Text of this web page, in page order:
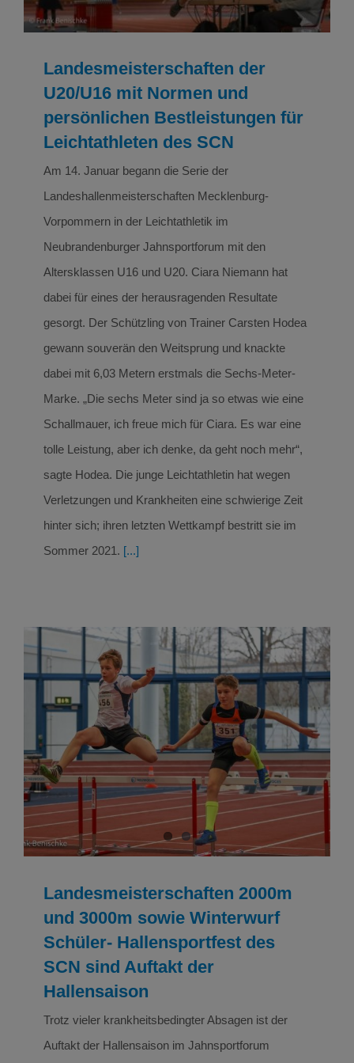
Landesmeisterschaften der
U20/U16 mit Normen und
persönlichen Bestleistungen für
Leichtathleten des SCN
Am 14. Januar begann die Serie der
Landeshallenmeisterschaften Mecklenburg-
Vorpommern in der Leichtathletik im
Neubrandenburger Jahnsportforum mit den
Altersklassen U16 und U20. Ciara Niemann hat
dabei für eines der herausragenden Resultate
gesorgt. Der Schützling von Trainer Carsten Hodea
gewann souverän den Weitsprung und knackte
dabei mit 6,03 Metern erstmals die Sechs-Meter-
Marke. „Die sechs Meter sind ja so etwas wie eine
Schallmauer, ich freue mich für Ciara. Es war eine
tolle Leistung, aber ich denke, da geht noch mehr“,
sagte Hodea. Die junge Leichtathletin hat wegen
Verletzungen und Krankheiten eine schwierige Zeit
hinter sich; ihren letzten Wettkampf bestritt sie im
Sommer 2021. [...]
Landesmeisterschaften 2000m und 3000m
sowie Winterwurf Schüler- Hallensportfest des
SCN sind Auftakt der Hallensaison
Bilder Leichtathletik Leichtathletik Leichtathletik
Ergebnisse
Landesmeisterschaften 2000m
und 3000m sowie Winterwurf
Schüler- Hallensportfest des
SCN sind Auftakt der
Hallensaison
Trotz vieler krankheitsbedingter Absagen ist der
Auftakt der Hallensaison im Jahnsportforum